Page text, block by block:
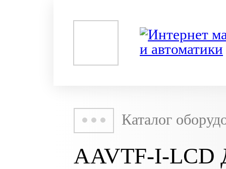
Каталог
AAVTF-I-LCD